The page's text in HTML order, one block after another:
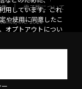
電子版について
Inc. 2026
用しています。これ
や使用に同意したこ
オプトアウトについ